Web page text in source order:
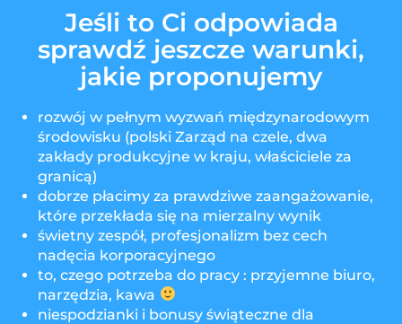
Jeśli to Ci odpowiada
sprawdź jeszcze warunki,
jakie proponujemy
rozwój w pełnym wyzwań międzynarodowym
środowisku (polski Zarząd na czele, dwa
zakłady produkcyjne w kraju, właściciele za
granicą)
dobrze płacimy za prawdziwe zaangażowanie,
które przekłada się na mierzalny wynik
świetny zespół, profesjonalizm bez cech
nadęcia korporacyjnego
to, czego potrzeba do pracy : przyjemne biuro,
narzędzia, kawa
niespodzianki i bonusy świąteczne dla